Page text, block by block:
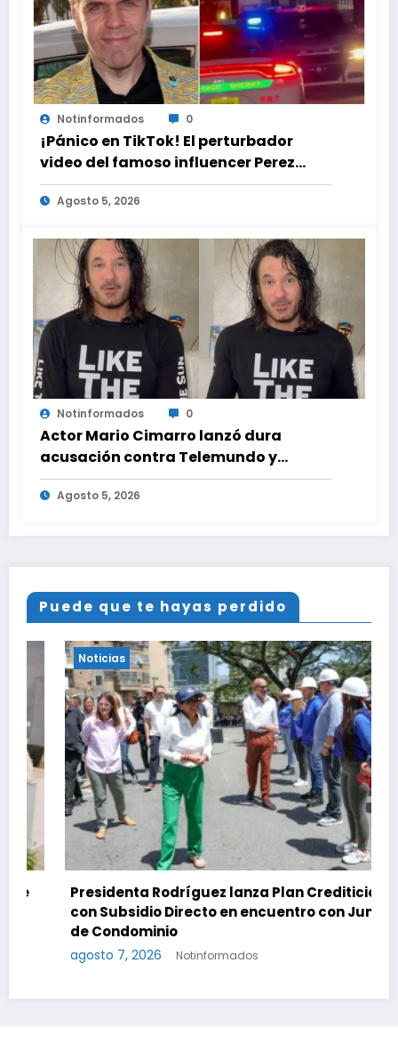
Notinformados 0
¡Pánico en TikTok! El perturbador
video del famoso influencer Perez
Hilton que obligó a sus fans a pedir
ayuda médica
Agosto 5, 2026
Notinformados 0
Actor Mario Cimarro lanzó dura
acusación contra Telemundo y
advirtió que lo que hacen en su contra
es ilegal en EEUU
Agosto 5, 2026
Puede que te hayas perdido
Noticias
Presidenta Rodríguez lanza Plan Crediticio
con Subsidio Directo en encuentro con Juntas
de Condominio
agosto 7, 2026 Notinformados